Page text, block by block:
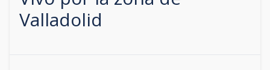
Valladolid